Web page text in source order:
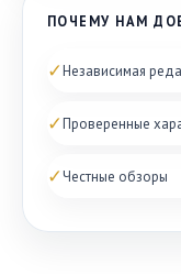
ПОЧЕМУ НАМ
✓Независимая
✓Проверенные
✓Честные обзоры